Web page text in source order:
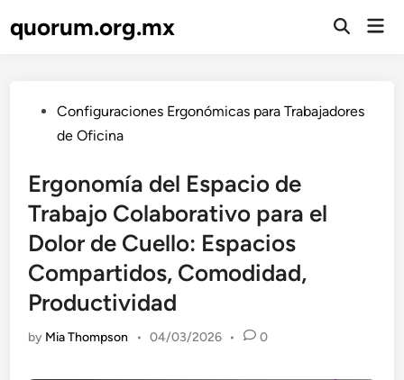
toquorum.org.mx
Open
PostedConfiguraciones Ergonómicas para Trabajadores
de Oficina
Ergonomía del Espacio de
Trabajo Colaborativo para el
Dolor de Cuello: Espacios
Compartidos, Comodidad,
Productividad
by Mia Thompson • 04/03/2026 • 0